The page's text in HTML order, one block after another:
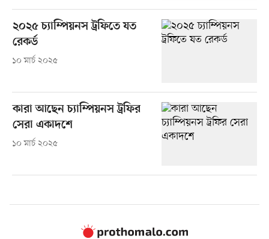
২০২৫ চ্যাম্পিয়নস ট্রফিতে যত
রেকর্ড
১০ মার্চ ২০২৫
কারা আছেন চ্যাম্পিয়নস ট্রফির
সেরা একাদশে
১০ মার্চ ২০২৫